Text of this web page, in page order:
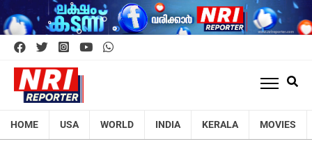
HOME USA WORLD INDIA KERALA MOVIES